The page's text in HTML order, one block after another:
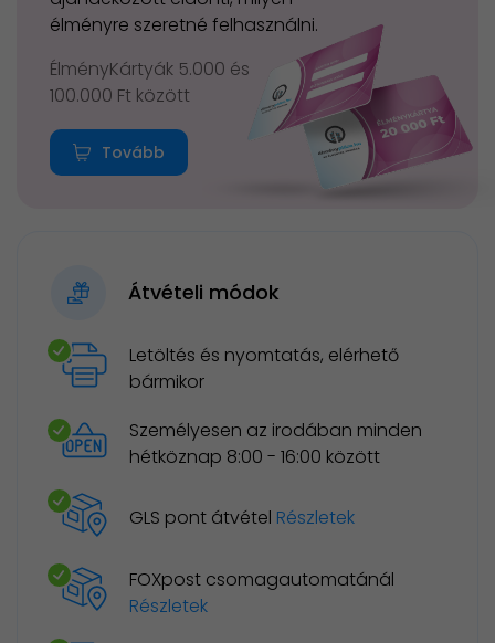
élményre szeretné felhasználni.
ÉlményKártyák 5.000 és
100.000 Ft között
Tovább
Átvételi módok
Letöltés és nyomtatás, elérhető
bármikor
Személyesen az irodában minden
hétköznap 8:00 - 16:00 között
GLS pont átvétel Részletek
FOXpost csomagautomatánál
Részletek